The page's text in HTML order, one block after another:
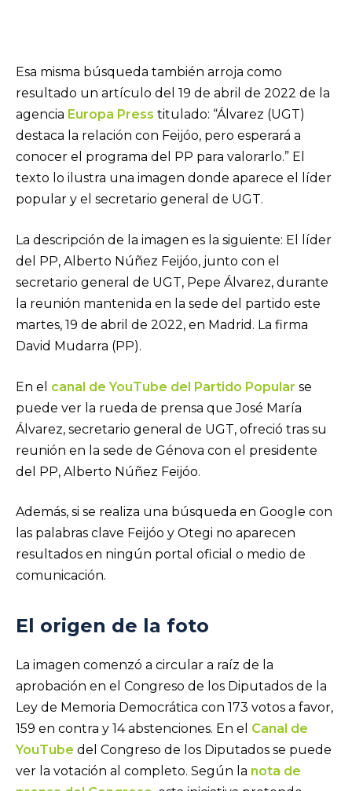
Esa misma búsqueda también arroja como
resultado un artículo del 19 de abril de 2022 de la
agencia Europa Press titulado: “Álvarez (UGT)
destaca la relación con Feijóo, pero esperará a
conocer el programa del PP para valorarlo.” El
texto lo ilustra una imagen donde aparece el líder
popular y el secretario general de UGT.
La descripción de la imagen es la siguiente: El líder
del PP, Alberto Núñez Feijóo, junto con el
secretario general de UGT, Pepe Álvarez, durante
la reunión mantenida en la sede del partido este
martes, 19 de abril de 2022, en Madrid. La firma
David Mudarra (PP).
En el canal de YouTube del Partido Popular se
puede ver la rueda de prensa que José María
Álvarez, secretario general de UGT, ofreció tras su
reunión en la sede de Génova con el presidente
del PP, Alberto Núñez Feijóo.
Además, si se realiza una búsqueda en Google con
las palabras clave Feijóo y Otegi no aparecen
resultados en ningún portal oficial o medio de
comunicación.
El origen de la foto
La imagen comenzó a circular a raíz de la
aprobación en el Congreso de los Diputados de la
Ley de Memoria Democrática con 173 votos a favor,
159 en contra y 14 abstenciones. En el Canal de
YouTube del Congreso de los Diputados se puede
ver la votación al completo. Según la nota de